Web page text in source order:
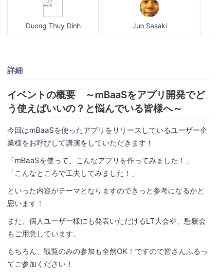
Duong Thuy Dinh Jun Sasaki
詳細
イベントの概要 ～mBaaSをアプリ開発でど
う使えばいいの？と悩んでいる皆様へ～
今回はmBaaSを使ったアプリをリリースしているユーザー企
業様をお呼びして講演をしていただきます！
「mBaaSを使って、こんなアプリを作ってみました！」
「こんなところで工夫してみました！」
といった内容がテーマとなりますのできっと参考になるかと
思います！
また、個人ユーザー様にも発表いただけるLT大会や、懇親会
もご用意しています。
もちろん、観覧のみの参加も全然OK！ですので皆さんふるっ
てご参加ください！